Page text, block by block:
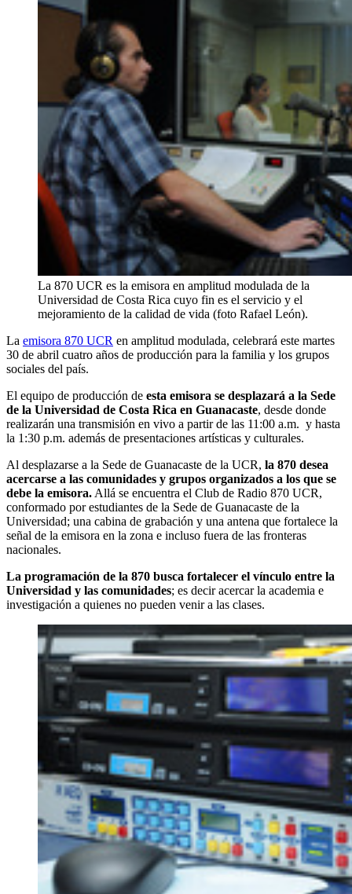
La 870 UCR es la emisora en amplitud modulada de la
Universidad de Costa Rica cuyo fin es el servicio y el
mejoramiento de la calidad de vida (foto Rafael León).
La emisora 870 UCR en amplitud modulada, celebrará este martes
30 de abril cuatro años de producción para la familia y los grupos
sociales del país.
El equipo de producción de esta emisora se desplazará a la Sede
de la Universidad de Costa Rica en Guanacaste, desde donde
realizarán una transmisión en vivo a partir de las 11:00 a.m. y hasta
la 1:30 p.m. además de presentaciones artísticas y culturales.
Al desplazarse a la Sede de Guanacaste de la UCR, la 870 desea
acercarse a las comunidades y grupos organizados a los que se
debe la emisora. Allá se encuentra el Club de Radio 870 UCR,
conformado por estudiantes de la Sede de Guanacaste de la
Universidad; una cabina de grabación y una antena que fortalece la
señal de la emisora en la zona e incluso fuera de las fronteras
nacionales.
La programación de la 870 busca fortalecer el vínculo entre la
Universidad y las comunidades; es decir acercar la academia e
investigación a quienes no pueden venir a las clases.